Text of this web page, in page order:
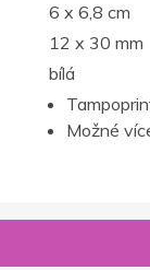
6 x 6,8 cm
12 x 30 mm
bílá
Možné